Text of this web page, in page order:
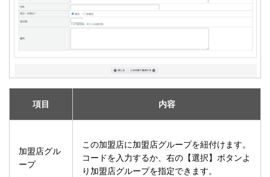
項目 内容
加盟店グル
ープ
この加盟店に加盟店グループを紐付けます。
コードを入力するか、右の【選択】ボタンよ
り加盟店グループを指定できます。